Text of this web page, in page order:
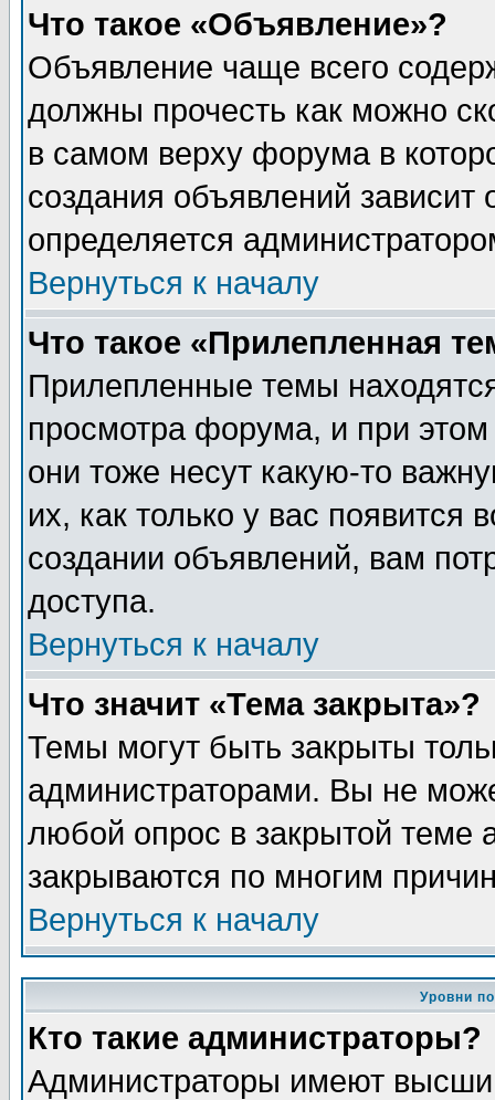
Что такое «Объявление»?
Объявление чаще всего
должны прочесть как можно
в самом верху форума в
создания объявлений зависит
определяется
Вернуться к началу
Что такое «Прилепленная
Прилепленные темы
просмотра форума, и при
они тоже несут какую-то
их, как только у вас появится
создании объявлений, вам
доступа.
Вернуться к началу
Что значит «Тема закрыта»?
Темы могут быть закрыты
администраторами. Вы не
любой опрос в закрытой теме
закрываются по многим
Вернуться к началу
Уровни
Кто такие администраторы?
Администраторы имеют